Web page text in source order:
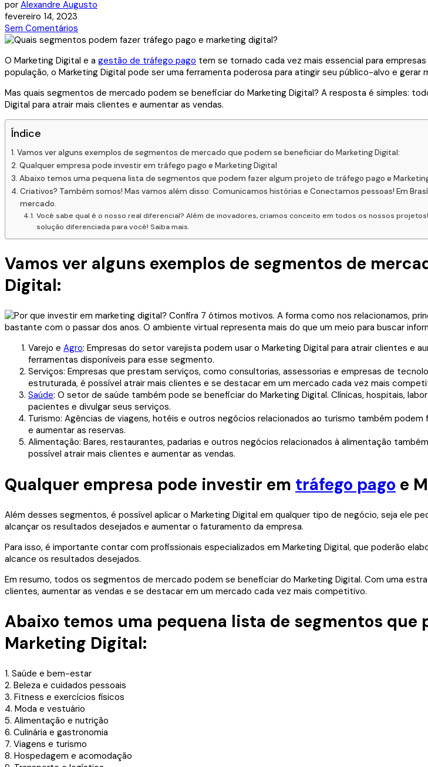
por Alexandre Augusto
fevereiro 14, 2023
Sem Comentários
O Marketing Digital e a gestão de tráfego pago tem se tornado cada vez mais essencial para
população, o Marketing Digital pode ser uma ferramenta poderosa para atingir seu público-alvo e gerar
Mas quais segmentos de mercado podem se beneficiar do Marketing Digital? A resposta é simples:
Digital para atrair mais clientes e aumentar as vendas.
Índice
Vamos ver alguns exemplos de segmentos de mercado que podem se beneficiar do Marketing Digital:
Qualquer empresa pode investir em tráfego pago e Marketing Digital
Abaixo temos uma pequena lista de segmentos que podem fazer algum projeto de tráfego pago e
Criativos? Também somos! Mas vamos além disso: Comunicamos histórias e Conectamos pessoas! Em
mercado.
Você sabe qual é o nosso real diferencial? Além de inovadores, criamos conceito em todos os nossos
solução diferenciada para você! Saiba mais.
Vamos ver alguns exemplos de segmentos de
Digital:
Varejo e Agro: Empresas do setor varejista podem usar o Marketing Digital para atrair clientes e
ferramentas disponíveis para esse segmento.
Serviços: Empresas que prestam serviços, como consultorias, assessorias e empresas de
estruturada, é possível atrair mais clientes e se destacar em um mercado cada vez mais
Saúde: O setor de saúde também pode se beneficiar do Marketing Digital. Clínicas, hospitais,
pacientes e divulgar seus serviços.
Turismo: Agências de viagens, hotéis e outros negócios relacionados ao turismo também
e aumentar as reservas.
Alimentação: Bares, restaurantes, padarias e outros negócios relacionados à alimentação
possível atrair mais clientes e aumentar as vendas.
Qualquer empresa pode investir em tráfego pago e
Além desses segmentos, é possível aplicar o Marketing Digital em qualquer tipo de negócio, seja ele
alcançar os resultados desejados e aumentar o faturamento da empresa.
Para isso, é importante contar com profissionais especializados em Marketing Digital, que poderão
alcance os resultados desejados.
Em resumo, todos os segmentos de mercado podem se beneficiar do Marketing Digital. Com uma
clientes, aumentar as vendas e se destacar em um mercado cada vez mais competitivo.
Abaixo temos uma pequena lista de segmentos
Marketing Digital:
1. Saúde e bem-estar
2. Beleza e cuidados pessoais
3. Fitness e exercícios físicos
4. Moda e vestuário
5. Alimentação e nutrição
6. Culinária e gastronomia
7. Viagens e turismo
8. Hospedagem e acomodação